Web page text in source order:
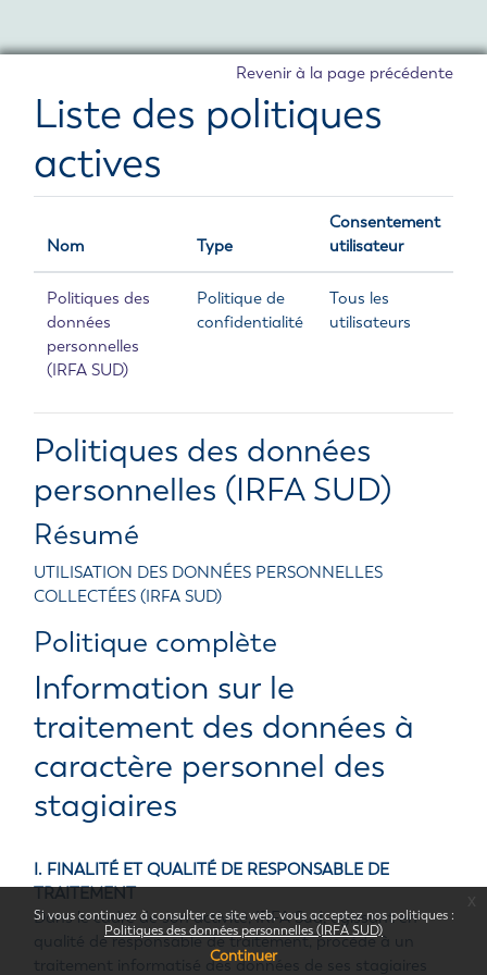
Si vous continuez à consulter ce site web, vous acceptez nos politiques :
Politiques des données personnelles (IRFA SUD)
Continuer
Revenir à la page précédente
Liste des politiques
actives
Nom Type
Consentement
utilisateur
Politiques des
données
personnelles
(IRFA SUD)
Politique de
confidentialité
Tous les
utilisateurs
Politiques des données
personnelles (IRFA SUD)
Résumé
UTILISATION DES DONNÉES PERSONNELLES
COLLECTÉES (IRFA SUD)
Politique complète
Information sur le
traitement des données à
caractère personnel des
stagiaires
I. FINALITÉ ET QUALITÉ DE RESPONSABLE DE
TRAITEMENT
Dans le cadre de son activité, IRFA Sud, agissant en
qualité de responsable de traitement, procède à un
traitement informatisé des données de ses stagiaires